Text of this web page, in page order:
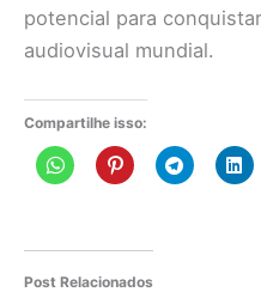
potencial para
audiovisual mundial.
Compartilhe isso:
Post Relacionados